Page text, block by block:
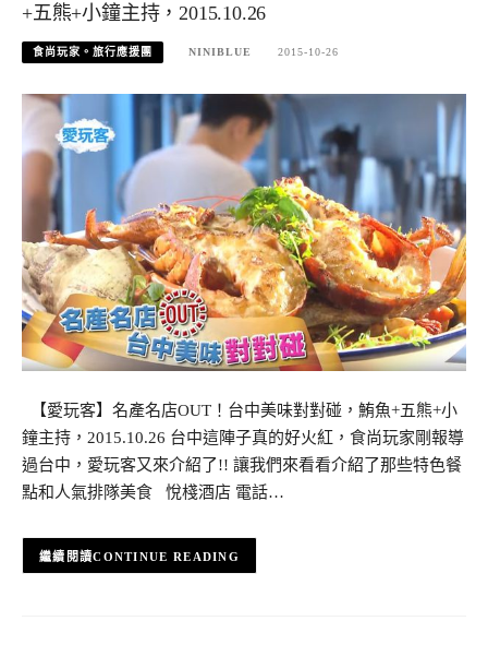
+五熊+小鐘主持，2015.10.26
食尚玩家。旅行應援團 NINIBLUE 2015-10-26
【愛玩客】名產名店OUT！台中美味對對碰，鮪魚+五熊+小
鐘主持，2015.10.26 台中這陣子真的好火紅，食尚玩家剛報導
過台中，愛玩客又來介紹了!! 讓我們來看看介紹了那些特色餐
點和人氣排隊美食 悅棧酒店 電話…
CONTINUE READING